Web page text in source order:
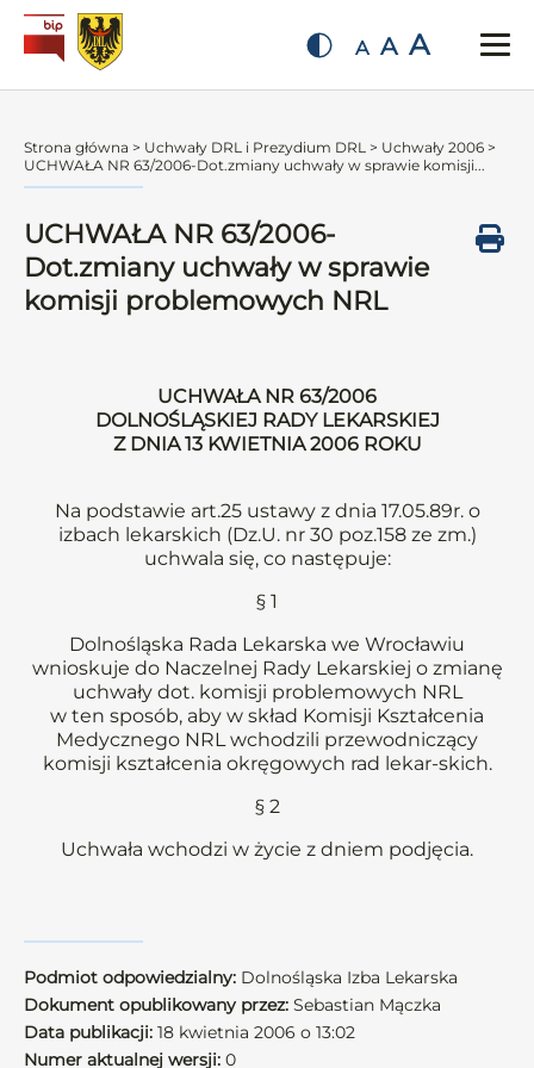
A A A
Strona główna > Uchwały DRL i Prezydium DRL > Uchwały 2006 >
UCHWAŁA NR 63/2006-Dot.zmiany uchwały w sprawie komisji...
UCHWAŁA NR 63/2006-
Dot.zmiany uchwały w sprawie
komisji problemowych NRL
UCHWAŁA NR 63/2006
DOLNOŚLĄSKIEJ RADY LEKARSKIEJ
Z DNIA 13 KWIETNIA 2006 ROKU
Na podstawie art.25 ustawy z dnia 17.05.89r. o
izbach lekarskich (Dz.U. nr 30 poz.158 ze zm.)
uchwala się, co następuje:
§ 1
Dolnośląska Rada Lekarska we Wrocławiu
wnioskuje do Naczelnej Rady Lekarskiej o zmianę
uchwały dot. komisji problemowych NRL
w ten sposób, aby w skład Komisji Kształcenia
Medycznego NRL wchodzili przewodniczący
komisji kształcenia okręgowych rad lekar-skich.
§ 2
Uchwała wchodzi w życie z dniem podjęcia.
Podmiot odpowiedzialny: Dolnośląska Izba Lekarska
Dokument opublikowany przez: Sebastian Mączka
Data publikacji: 18 kwietnia 2006 o 13:02
Numer aktualnej wersji: 0